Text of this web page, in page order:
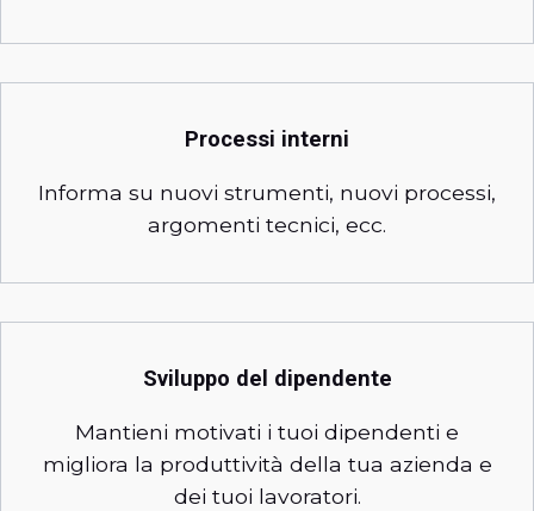
Processi interni
Informa su nuovi strumenti, nuovi processi,
argomenti tecnici, ecc.
Sviluppo del dipendente
Mantieni motivati i tuoi dipendenti e
migliora la produttività della tua azienda e
dei tuoi lavoratori.